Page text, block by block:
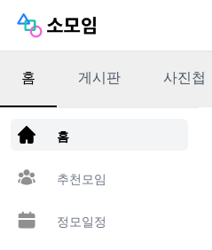
앱 다운로드
홈
추천모임
정모일정
홈 게시판 사진첩